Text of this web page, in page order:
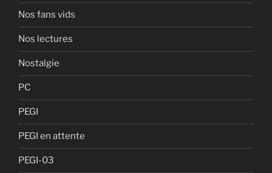
Nos fans vids
Nos lectures
Nostalgie
PC
PEGI
PEGI en attente
PEGI-03